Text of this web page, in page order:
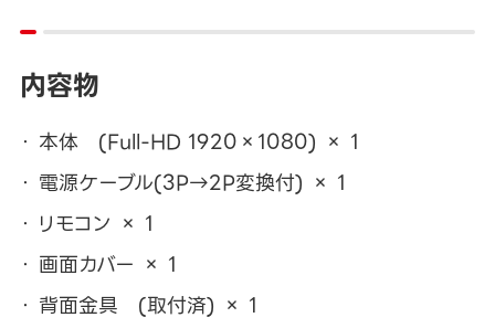
内容物
本体 (Full-HD 1920×1080) × 1
電源ケーブル(3P→2P変換付) × 1
リモコン × 1
画面カバー × 1
背面金具 (取付済) × 1